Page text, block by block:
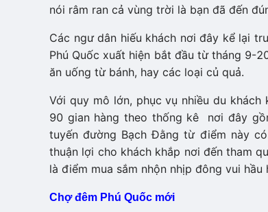
nói râm ran cả vùng trời là bạn đã đến
Các ngư dân hiếu khách nơi đây kể lại
Phú Quốc xuất hiện bắt đầu từ tháng 9-
ăn uống từ bánh, hay các loại củ quả.
Với quy mô lớn, phục vụ nhiều du
90 gian hàng theo thống kê nơi đây
tuyến đường Bạch Đằng từ điểm này
thuận lợi cho khách khắp nơi đến tham
là điểm mua sắm nhộn nhịp đông vui
Chợ đêm Phú Quốc mới